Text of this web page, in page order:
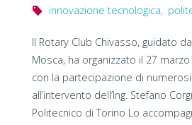
innovazione tecnologica,
Il Rotary Club Chivasso, guidato
Mosca, ha organizzato il 27
con la partecipazione di
all’intervento dell’Ing. Stefano
Politecnico di Torino Lo